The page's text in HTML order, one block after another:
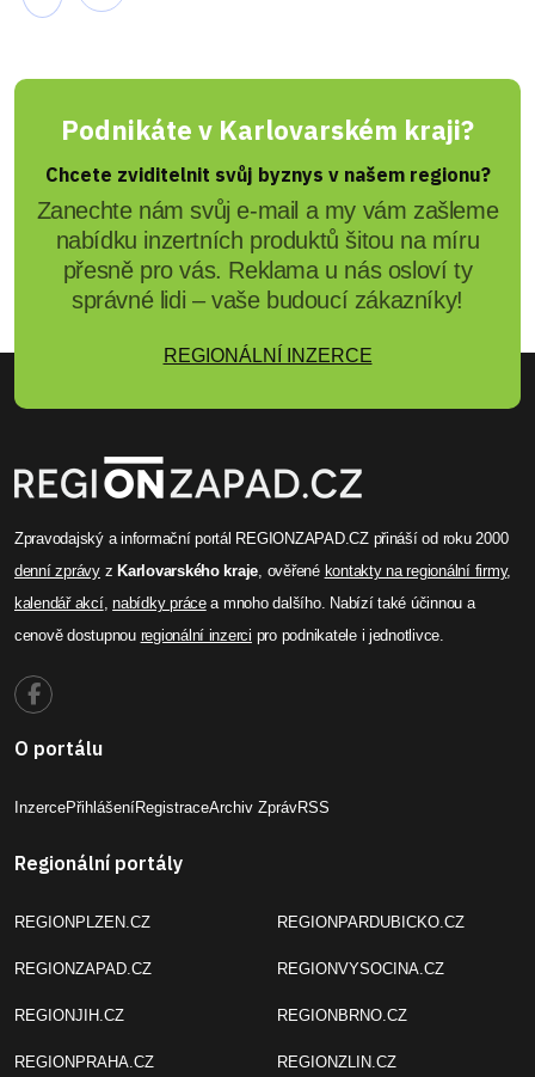
Před rokem Miroslav Pucholt
Fotbalista Petrouš obviněn:
Podvody s byty za desítky